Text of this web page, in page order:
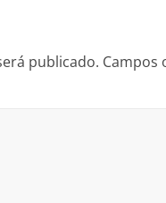
publicado. Campos